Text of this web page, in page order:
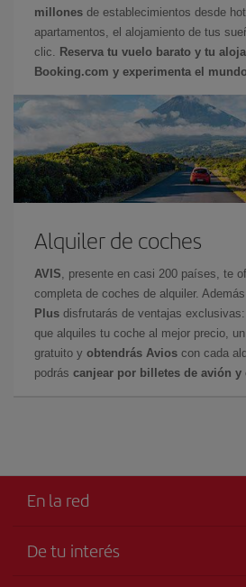
millones de establecimientos desde
apartamentos, el alojamiento de tus
clic.
Reserva tu vuelo barato y tu
Booking.com y experimenta el
Alquiler de coches
AVIS , presente en casi 200 países, te
completa de coches de alquiler.
Plus disfrutarás de ventajas
que alquiles tu coche al mejor precio,
gratuito y obtendrás Avios con cada
podrás canjear por billetes de avión y
En la red
De tu interés